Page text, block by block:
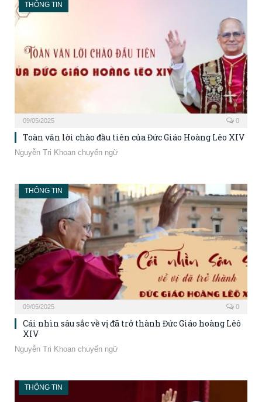
THÔNG TIN
09/05/2025 0
Toàn văn lời chào đầu tiên của Đức Giáo Hoàng Lêo XIV
Nguyễn Tri Khoan chuyển ngữ
THÔNG TIN
09/05/2025 0
Cái nhìn sâu sắc về vị đã trở thành Đức Giáo hoàng Lêô
XIV
Nguyễn Tri Khoan chuyển ngữ
THÔNG TIN